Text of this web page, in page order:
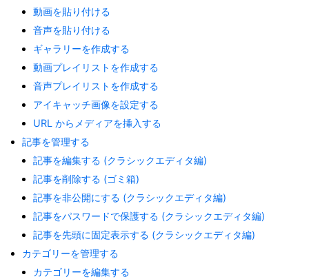
動画を貼り付ける
音声を貼り付ける
ギャラリーを作成する
動画プレイリストを作成する
音声プレイリストを作成する
アイキャッチ画像を設定する
URL からメディアを挿入する
記事を管理する
記事を編集する (クラシックエディタ編)
記事を削除する (ゴミ箱)
記事を非公開にする (クラシックエディタ編)
記事をパスワードで保護する (クラシックエディタ編)
記事を先頭に固定表示する (クラシックエディタ編)
カテゴリーを管理する
カテゴリーを編集する